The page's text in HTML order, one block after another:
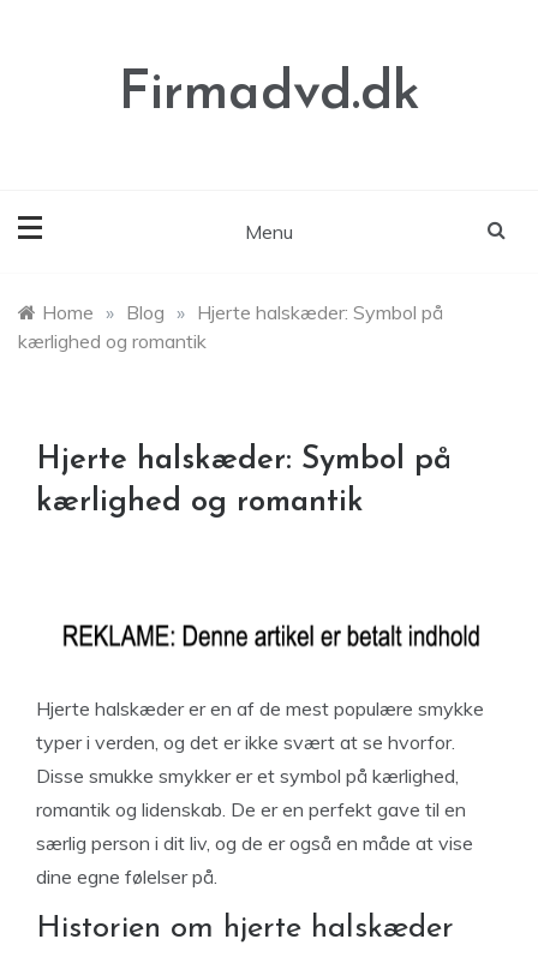
Firmadvd.dk
Menu
Home » Blog » Hjerte halskæder: Symbol på
kærlighed og romantik
Hjerte halskæder: Symbol på
kærlighed og romantik
Hjerte halskæder er en af ​​de mest populære smykke
typer i verden, og det er ikke svært at se hvorfor.
Disse smukke smykker er et symbol på kærlighed,
romantik og lidenskab. De er en perfekt gave til en
særlig person i dit liv, og de er også en måde at vise
dine egne følelser på.
Historien om hjerte halskæder